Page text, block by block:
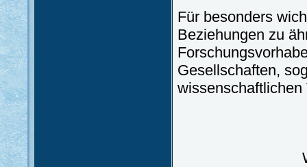
Für besonders
Beziehungen zu
Gesellschaften,
wissenschaftlichen